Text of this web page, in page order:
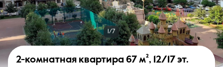
1/7
2-комнатная квартира 67 м², 12/17 эт.